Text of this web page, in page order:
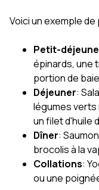
Voici un exemple
Petit-
épinards, une
portion de
Déjeuner:
légumes verts
un filet d'huile
Dîner:
brocolis à la
Collations:
ou une